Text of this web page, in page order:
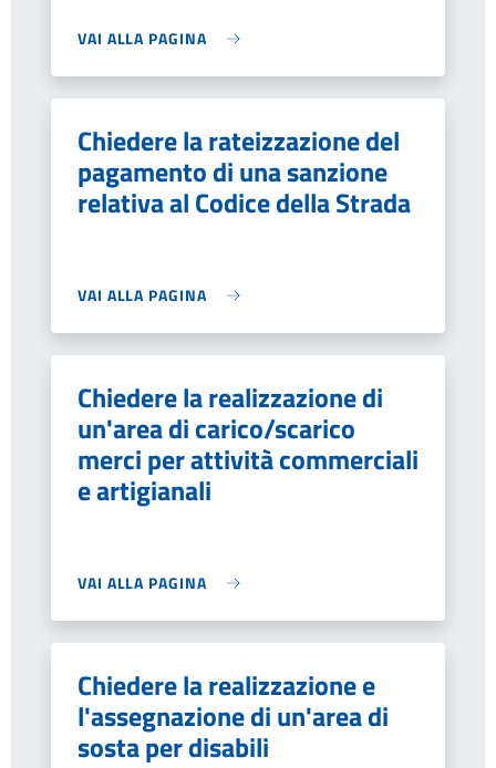
VAI ALLA PAGINA
Chiedere la rateizzazione del
pagamento di una sanzione
relativa al Codice della Strada
VAI ALLA PAGINA
Chiedere la realizzazione di
un'area di carico/scarico
merci per attività commerciali
e artigianali
VAI ALLA PAGINA
Chiedere la realizzazione e
l'assegnazione di un'area di
sosta per disabili